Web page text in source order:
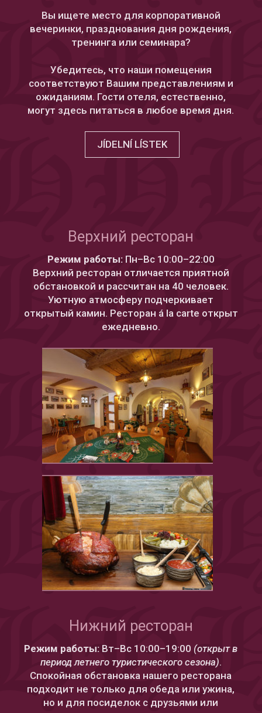
Вы ищете место для корпоративной
вечеринки, празднования дня рождения,
тренинга или семинара?
Убедитесь, что наши помещения
соответствуют Вашим представлениям и
ожиданиям. Гости отеля, естественно,
могут здесь питаться в любое время дня.
JÍDELNÍ LÍSTEK
Верхний ресторан
Режим работы:Пн–Вс 10:00–22:00
Верхний ресторан отличается приятной
обстановкой и рассчитан на 40 человек.
Уютную атмосферу подчеркивает
открытый камин. Ресторан á la carte открыт
ежедневно.
Нижний ресторан
Режим работы: Вт–Вс 10:00–19:00 (открыт в
период летнего туристического сезона).
Спокойная обстановка нашего ресторана
подходит не только для обеда или ужина,
но и для посиделок с друзьями или